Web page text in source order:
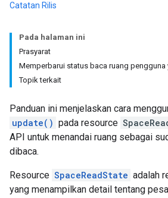
Catatan Rilis
Pada halaman ini
Prasyarat
Memperbarui status baca ruang pengguna
Topik terkait
Panduan ini menjelaskan cara
update() pada resource
API untuk menandai ruang sebagai
dibaca.
Resource SpaceReadState adalah
yang menampilkan detail tentang